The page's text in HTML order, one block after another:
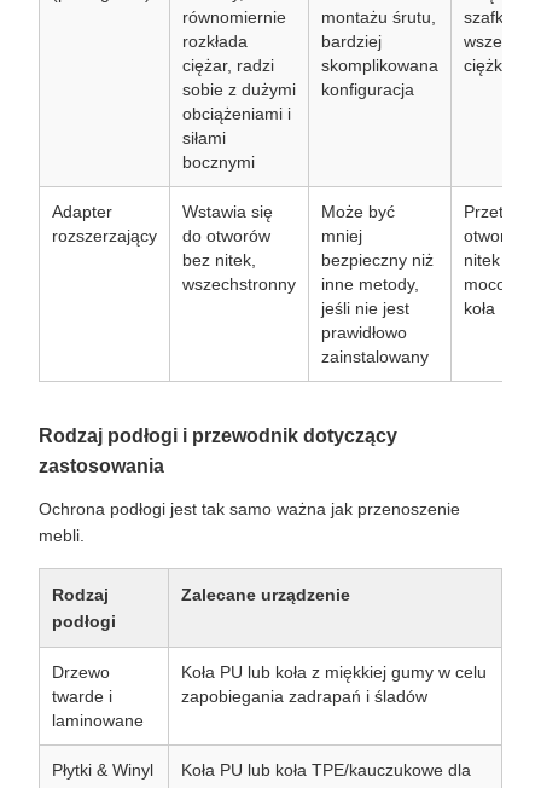
równomiernie
rozkłada
ciężar, radzi
sobie z dużymi
obciążeniami i
siłami
bocznymi
montażu śrutu,
bardziej
skomplikowana
konfiguracja
szafki,
wszelkie
ciężkie
Adapter
rozszerzający
Wstawia się
do otworów
bez nitek,
wszechstronny
Może być
mniej
bezpieczny niż
inne metody,
jeśli nie jest
prawidłowo
zainstalowany
otworów
nitek do
koła
Rodzaj podłogi i przewodnik dotyczący
zastosowania
Ochrona podłogi jest tak samo ważna jak przenoszenie
mebli.
Rodzaj
podłogi
Zalecane urządzenie
Drzewo
twarde i
laminowane
Koła PU lub koła z miękkiej gumy w celu
zapobiegania zadrapań i śladów
Płytki & Winyl
Koła PU lub koła TPE/kauczukowe dla